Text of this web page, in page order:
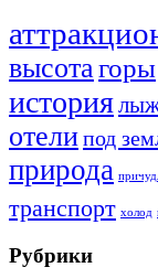
высота горы
история
отелипод
природа
транспорт холод
Рубрики